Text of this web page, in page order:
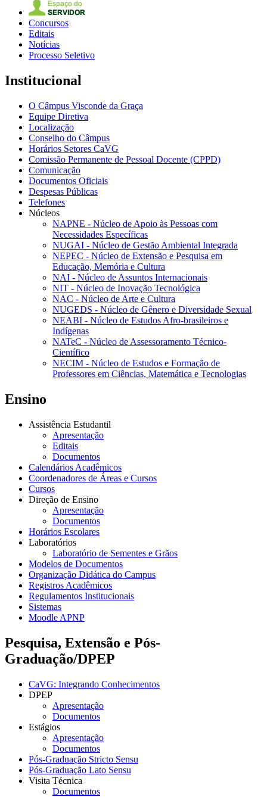
Concursos
Editais
Notícias
Processo Seletivo
Institucional
O Câmpus Visconde da Graça
Equipe Diretiva
Localização
Conselho do Câmpus
Horários Setores CaVG
Comissão Permanente de Pessoal Docente (CPPD)
Comunicação
Documentos Oficiais
Despesas Públicas
Telefones
Núcleos
NAPNE - Núcleo de Apoio às Pessoas com
Necessidades Específicas
NUGAI - Núcleo de Gestão Ambiental Integrada
NEPEC - Núcleo de Extensão e Pesquisa em
Educação, Memória e Cultura
NAI - Núcleo de Assuntos Internacionais
NIT - Núcleo de Inovação Tecnológica
NAC - Núcleo de Arte e Cultura
NUGEDS - Núcleo de Gênero e Diversidade Sexual
NEABI - Núcleo de Estudos Afro-brasileiros e
Indígenas
NATeC - Núcleo de Assessoramento Técnico-
Científico
NECIM - Núcleo de Estudos e Formação de
Professores em Ciências, Matemática e Tecnologias
Ensino
Assistência Estudantil
Apresentação
Editais
Documentos
Calendários Acadêmicos
Coordenadores de Áreas e Cursos
Cursos
Direção de Ensino
Apresentação
Documentos
Horários Escolares
Laboratórios
Laboratório de Sementes e Grãos
Modelos de Documentos
Organização Didática do Campus
Registros Acadêmicos
Regulamentos Institucionais
Sistemas
Moodle APNP
Pesquisa, Extensão e Pós-
Graduação/DPEP
CaVG: Integrando Conhecimentos
DPEP
Apresentação
Documentos
Estágios
Apresentação
Documentos
Pós-Graduação Stricto Sensu
Pós-Graduação Lato Sensu
Visita Técnica
Documentos